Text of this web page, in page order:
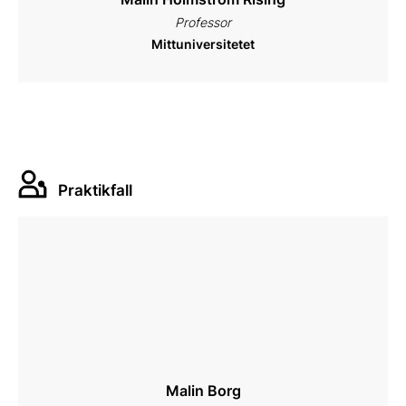
Professor
Mittuniversitetet
Praktikfall
Malin Borg